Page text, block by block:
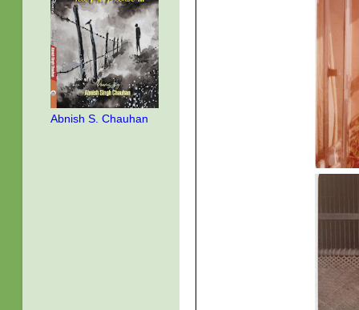
Abnish S. Chauhan